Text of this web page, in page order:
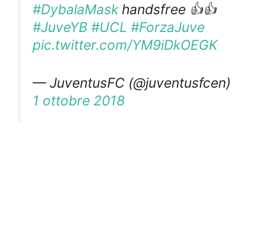
#DybalaMaskhandsfree 👍👍
#JuveYB #UCL #ForzaJuve
pic.twitter.com/YM9iDkOEGK
— JuventusFC (@juventusfcen)
1 ottobre 2018